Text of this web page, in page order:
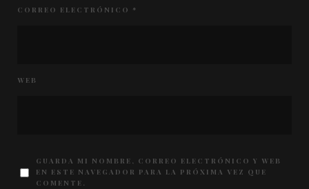
CORREO ELECTRÓNICO *
WEB
GUARDA MI NOMBRE, CORREO ELECTRÓNICO Y WEB
EN ESTE NAVEGADOR PARA LA PRÓXIMA VEZ QUE
COMENTE.